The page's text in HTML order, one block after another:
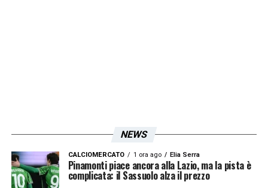
NEWS
CALCIOMERCATO 1 ora ago Elia Serra
Pinamonti piace ancora alla Lazio, ma la pista è
complicata: il Sassuolo alza il prezzo